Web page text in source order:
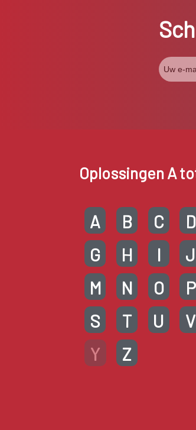
Oplossingen A
A B C D
G
H I J
M
N O P
S
T U V
Y
Z